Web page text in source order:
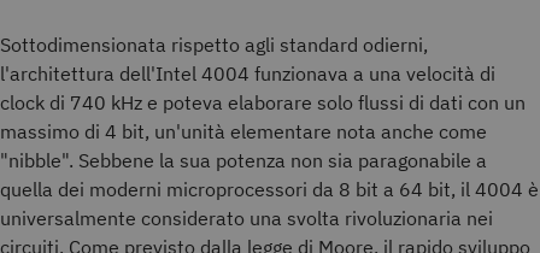
Sottodimensionata rispetto agli standard odierni,
l'architettura dell'Intel 4004 funzionava a una velocità di
clock di 740 kHz e poteva elaborare solo flussi di dati con un
massimo di 4 bit, un'unità elementare nota anche come
"nibble". Sebbene la sua potenza non sia paragonabile a
quella dei moderni microprocessori da 8 bit a 64 bit, il 4004 è
universalmente considerato una svolta rivoluzionaria nei
circuiti. Come previsto dalla legge di Moore, il rapido sviluppo